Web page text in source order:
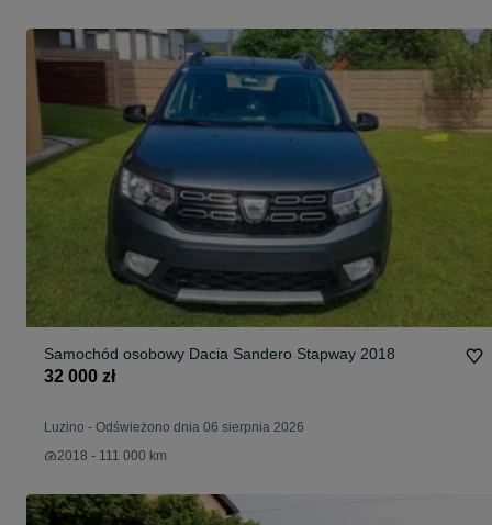
Samochód osobowy Dacia Sandero Stapway 2018
32 000 zł
Luzino - Odświeżono dnia 06 sierpnia 2026
2018 - 111 000 km